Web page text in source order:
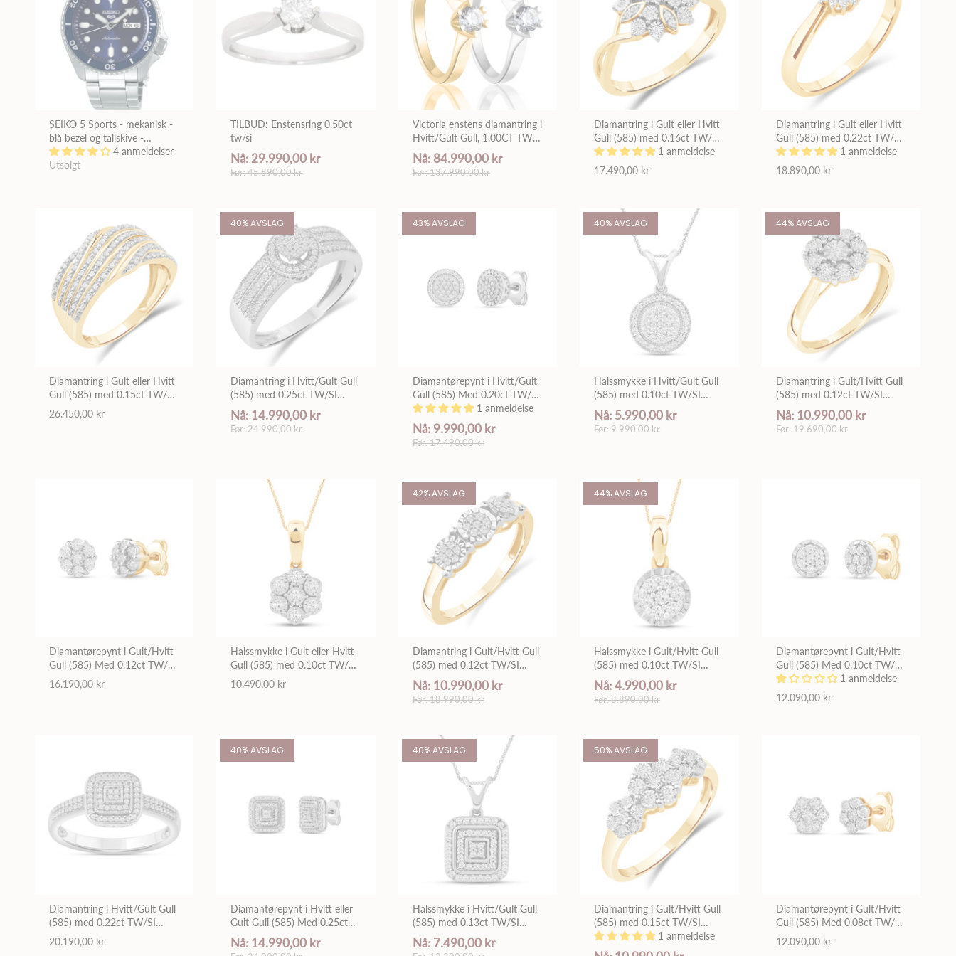
SEIKO 5 Sports - mekanisk -
blå bezel og tallskive -
dag/dato - 43mm - vanntett
100M SRPD51K1
4 anmeldelser
Utsolgt
TILBUD: Enstensring 0.50ct
tw/si
Nå: 29.990,00 kr
Før: 45.890,00 kr
Victoria enstens diamantring i
Hvitt/Gult Gull, 1.00CT TWSI
- Med Intenasjonalt
Diamantsertifikat
Nå: 84.990,00 kr
Før: 137.990,00 kr
Diamantring i Gult eller Hvitt
Gull (585) med 0.16ct TW/SI
Diamanter
1 anmeldelse
17.490,00 kr
Diamantring i Gult eller Hvitt
Gull (585) med 0.22ct TW/SI
Diamanter
1 anmeldelse
18.890,00 kr
Diamantring i Gult eller Hvitt
Gull (585) med 0.15ct TW/SI
Diamanter
26.450,00 kr
40% AVSLAG
Diamantring i Hvitt/Gult Gull
(585) med 0.25ct TW/SI
Diamanter
Nå: 14.990,00 kr
Før: 24.990,00 kr
43% AVSLAG
Diamantørepynt i Hvitt/Gult
Gull (585) Med 0.20ct TW/SI
Diamanter
1 anmeldelse
Nå: 9.990,00 kr
Før: 17.490,00 kr
40% AVSLAG
Halssmykke i Hvitt/Gult Gull
(585) med 0.10ct TW/SI
Diamanter
Nå: 5.990,00 kr
Før: 9.990,00 kr
44% AVSLAG
Diamantring i Gult/Hvitt Gull
(585) med 0.12ct TW/SI
Diamanter
Nå: 10.990,00 kr
Før: 19.690,00 kr
Diamantørepynt i Gult/Hvitt
Gull (585) Med 0.12ct TW/SI
Diamanter
16.190,00 kr
Halssmykke i Gult eller Hvitt
Gull (585) med 0.10ct TW/SI
Diamanter
10.490,00 kr
42% AVSLAG
Diamantring i Gult/Hvitt Gull
(585) med 0.12ct TW/SI
Diamanter
Nå: 10.990,00 kr
Før: 18.990,00 kr
44% AVSLAG
Halssmykke i Gult/Hvitt Gull
(585) med 0.10ct TW/SI
Diamanter
Nå: 4.990,00 kr
Før: 8.890,00 kr
Diamantørepynt i Gult/Hvitt
Gull (585) Med 0.10ct TW/SI
Diamanter
1 anmeldelse
12.090,00 kr
Diamantring i Hvitt/Gult Gull
(585) med 0.22ct TW/SI
Diamanter
20.190,00 kr
40% AVSLAG
Diamantørepynt i Hvitt eller
Gult Gull (585) Med 0.25ct
TW/SI Diamanter
Nå: 14.990,00 kr
40% AVSLAG
Halssmykke i Hvitt/Gult Gull
(585) med 0.13ct TW/SI
Diamanter
Nå: 7.490,00 kr
50% AVSLAG
Diamantring i Gult/Hvitt Gull
(585) med 0.15ct TW/SI
Diamanter
1 anmeldelse
Diamantørepynt i Gult/Hvitt
Gull (585) Med 0.08ct TW/SI
Diamanter
12.090,00 kr